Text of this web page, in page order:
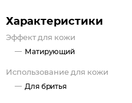
Характеристики
Эффект для кожи
Матирующий
Использование для кожи
Для бритья